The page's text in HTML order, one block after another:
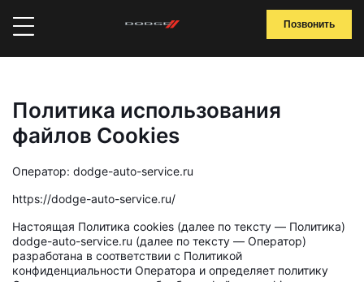
Позвонить
Политика использования
файлов Сookies
Оператор: dodge-auto-service.ru
https://dodge-auto-service.ru/
Настоящая Политика cookies (далее по тексту — Политика)
dodge-auto-service.ru (далее по тексту — Оператор)
разработана в соответствии с Политикой
конфиденциальности Оператора и определяет политику